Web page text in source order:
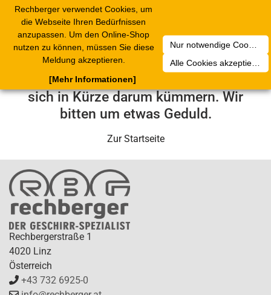
Rechberger verwendet Cookies, um
die Webseite Ihren Bedürfnissen
anzupassen. Um den Online-Shop
nutzen zu können, müssen Sie diese
Meldung akzeptieren.
Nur notwendige Cookies akzeptieren
Alle Cookies akzeptieren
[Mehr Informationen]
Leider ist ein technischer Fehler
aufgetreten. Unser Service-Team wird
sich in Kürze darum kümmern. Wir
bitten um etwas Geduld.
Zur Startseite
Rechbergerstraße 1
4020 Linz
Österreich
+43 732 6925-0